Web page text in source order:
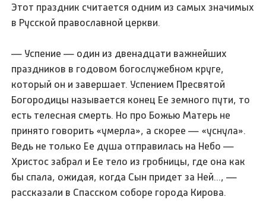
Этот праздник считается одним из самых значимых
в Русской православной церкви.
— Успение — один из двенадцати важнейших
праздников в годовом богослужебном круге,
который он и завершает. Успением Пресвятой
Богородицы называется конец Ее земного пути, то
есть телесная смерть. Но про Божью Матерь не
принято говорить «умерла», а скорее — «уснула».
Ведь не только Ее душа отправилась на Небо —
Христос забрал и Ее тело из гробницы, где она как
бы спала, ожидая, когда Сын придет за Ней..., —
рассказали в Спасском соборе города Кирова.